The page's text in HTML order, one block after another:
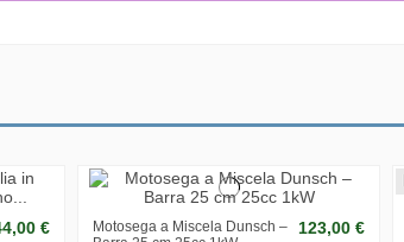
€
Motosega a Miscela Dunsch –
123,00 €